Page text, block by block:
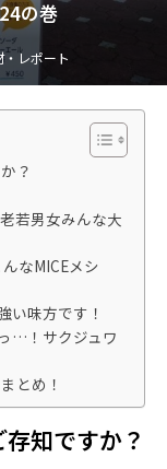
の巻
レポート
？
若男女みんな大
なMICEメシ
い味方です！
…！サクジュワ
とめ！
存知ですか？